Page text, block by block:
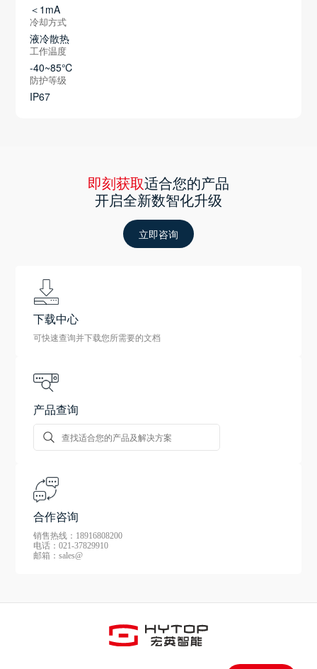
＜1mA
冷却方式
液冷散热
工作温度
-40~85℃
防护等级
IP67
即刻获取适合您的产品
开启全新数智化升级
立即咨询
下载中心
可快速查询并下载您所需要的文档
产品查询
合作咨询
销售热线：18916808200
电话：021-37829910
邮箱：sales@